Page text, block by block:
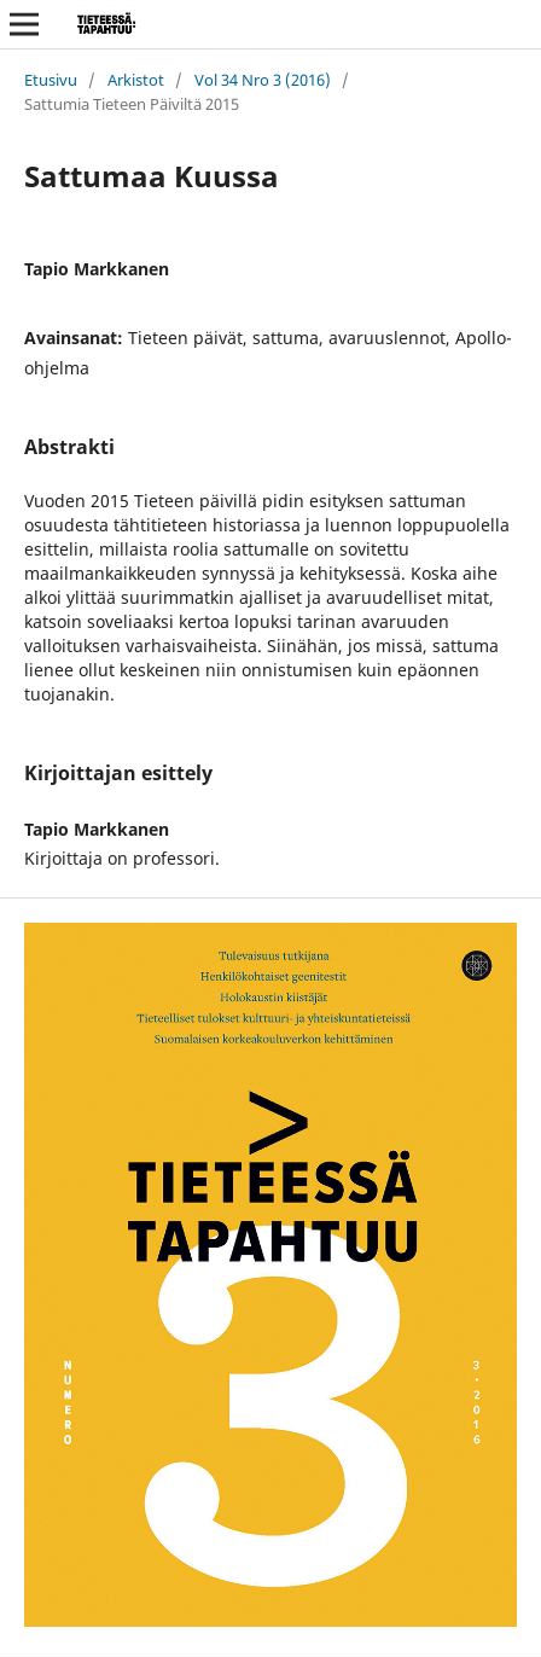
Etusivu / Arkistot / Vol 34 Nro 3 (2016)
/
Sattumia Tieteen Päiviltä 2015
Sattumaa Kuussa
Tapio Markkanen
Avainsanat: Tieteen päivät, sattuma, avaruuslennot, Apollo-
ohjelma
Abstrakti
Vuoden 2015 Tieteen päivillä pidin esityksen sattuman
osuudesta tähtitieteen historiassa ja luennon loppupuolella
esittelin, millaista roolia sattumalle on sovitettu
maailmankaikkeuden synnyssä ja kehityksessä. Koska aihe
alkoi ylittää suurimmatkin ajalliset ja avaruudelliset mitat,
katsoin soveliaaksi kertoa lopuksi tarinan avaruuden
valloituksen varhaisvaiheista. Siinähän, jos missä, sattuma
lienee ollut keskeinen niin onnistumisen kuin epäonnen
tuojanakin.
Kirjoittajan esittely
Tapio Markkanen
Kirjoittaja on professori.